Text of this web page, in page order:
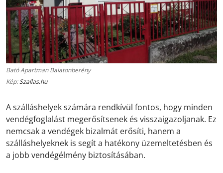
Bató Apartman Balatonberény
Kép:Szallas.hu
A szálláshelyek számára rendkívül fontos, hogy minden
vendégfoglalást megerősítsenek és visszaigazoljanak. Ez
nemcsak a vendégek bizalmát erősíti, hanem a
szálláshelyeknek is segít a hatékony üzemeltetésben és
a jobb vendégélmény biztosításában.